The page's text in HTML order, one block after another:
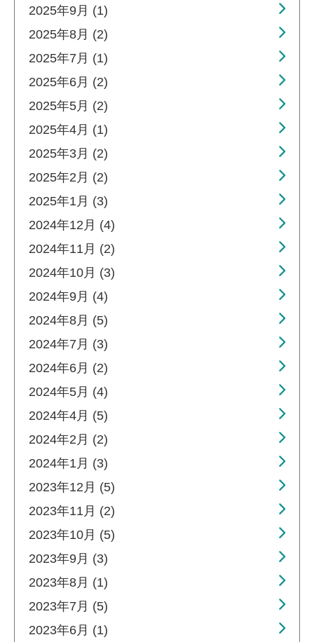
2025年9月 (1)
2025年8月 (2)
2025年7月 (1)
2025年6月 (2)
2025年5月 (2)
2025年4月 (1)
2025年3月 (2)
2025年2月 (2)
2025年1月 (3)
2024年12月 (4)
2024年11月 (2)
2024年10月 (3)
2024年9月 (4)
2024年8月 (5)
2024年7月 (3)
2024年6月 (2)
2024年5月 (4)
2024年4月 (5)
2024年2月 (2)
2024年1月 (3)
2023年12月 (5)
2023年11月 (2)
2023年10月 (5)
2023年9月 (3)
2023年8月 (1)
2023年7月 (5)
2023年6月 (1)